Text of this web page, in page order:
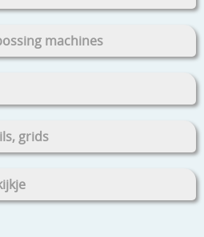
machines
grids